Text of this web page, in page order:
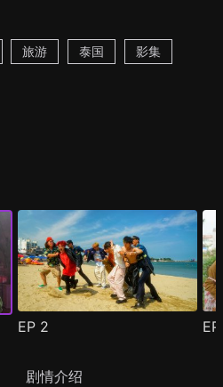
旅游 泰国 影集
EP 2
剧情介绍